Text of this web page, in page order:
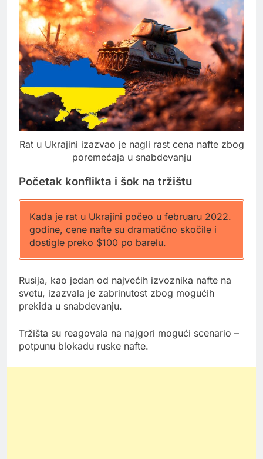
Rat u Ukrajini izazvao je nagli rast cena nafte zbog
poremećaja u snabdevanju
Početak konflikta i šok na tržištu
Kada je rat u Ukrajini počeo u februaru 2022.
godine, cene nafte su dramatično skočile i
dostigle preko $100 po barelu.
Rusija, kao jedan od najvećih izvoznika nafte na
svetu, izazvala je zabrinutost zbog mogućih
prekida u snabdevanju.
Tržišta su reagovala na najgori mogući scenario –
potpunu blokadu ruske nafte.